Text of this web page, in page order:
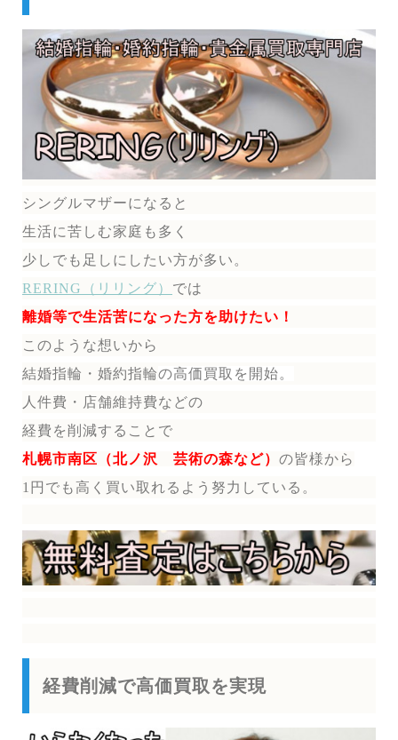
シングルマザーになると
生活に苦しむ家庭も多く
少しでも足しにしたい方が多い。
RERING（リリング） では
離婚等で生活苦になった方を助けたい！
このような想いから
結婚指輪・婚約指輪の高価買取を開始。
人件費・店舗維持費などの
経費を削減することで
札幌市南区（北ノ沢 芸術の森など） の皆様から
1円でも高く買い取れるよう努力している。
経費削減で高価買取を実現